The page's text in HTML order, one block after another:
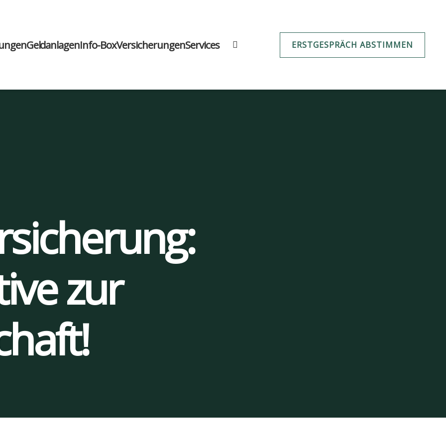
Geld­an­la­genInfo-BoxVer­si­che­run­genSer­vices ERSTGESPRÄCH ABSTIMMEN
zur